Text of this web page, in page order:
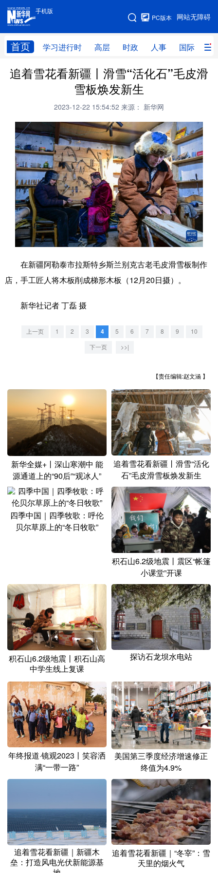
手机版
网站无障碍
PC版本
首页 学习进行时 高层 时政 人事 国际 财
手机版
网站地图
学习进行时 高层 时政 人事
财经 网评
科技 科创 量子 体育
文化 书画 健康 军事
视频 图片 政务
法律 中央文件 金融 汽车
食品 人居 信息化 数字经济
学术中国 乡村振兴 银龄 溯源中国
彩票 娱乐 时尚
山西
上海 江苏
浙江 安徽 福建 江西
山东 河南 湖北 湖南
海南
四川 贵州 云南 西藏
陕西 甘肃 青海 宁夏
新疆 内蒙古 黑龙江
Français عربى
Русский язык 日本語 한국어
Deutsch Português
追着雪花看新疆丨滑雪“活化石”毛皮滑
雪板焕发新生
2023-12-22 15:54:52 来源： 新华网
在新疆阿勒泰市拉斯特乡斯兰别克古老毛皮滑雪板制作
店，手工匠人将木板削成梯形木板（12月20日摄）。
新华社记者 丁磊 摄
上一页 1 2 3 4 5 6 7 8 9 10
下一页 >>|
【责任编辑:赵文涵 】
新华全媒+丨深山寒潮中 能
源通道上的“90后”“观冰人”
追着雪花看新疆丨滑雪“活化
石”毛皮滑雪板焕发新生
四季中国｜四季牧歌：呼伦
贝尔草原上的“冬日牧歌”
积石山6.2级地震丨震区“帐篷
小课堂”开课
积石山6.2级地震丨积石山高
中学生线上复课
探访石龙坝水电站
年终报道·镜观2023丨笑容洒
满“一带一路”
美国第三季度经济增速修正
终值为4.9%
追着雪花看新疆｜新疆木
垒：打造风电光伏新能源基
追着雪花看新疆｜“冬宰”：雪
天里的烟火气